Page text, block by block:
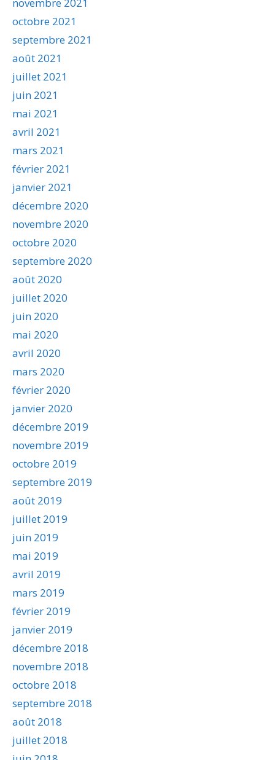
octobre 2021
septembre 2021
août 2021
juillet 2021
juin 2021
mai 2021
avril 2021
mars 2021
février 2021
janvier 2021
décembre 2020
novembre 2020
octobre 2020
septembre 2020
août 2020
juillet 2020
juin 2020
mai 2020
avril 2020
mars 2020
février 2020
janvier 2020
décembre 2019
novembre 2019
octobre 2019
septembre 2019
août 2019
juillet 2019
juin 2019
mai 2019
avril 2019
mars 2019
février 2019
janvier 2019
décembre 2018
novembre 2018
octobre 2018
septembre 2018
août 2018
juillet 2018